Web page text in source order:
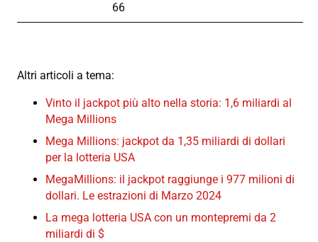
66
Altri articoli a tema:
Vinto il jackpot più alto nella storia: 1,6 miliardi al
Mega Millions
Mega Millions: jackpot da 1,35 miliardi di dollari
per la lotteria USA
MegaMillions: il jackpot raggiunge i 977 milioni di
dollari. Le estrazioni di Marzo 2024
La mega lotteria USA con un montepremi da 2
miliardi di $